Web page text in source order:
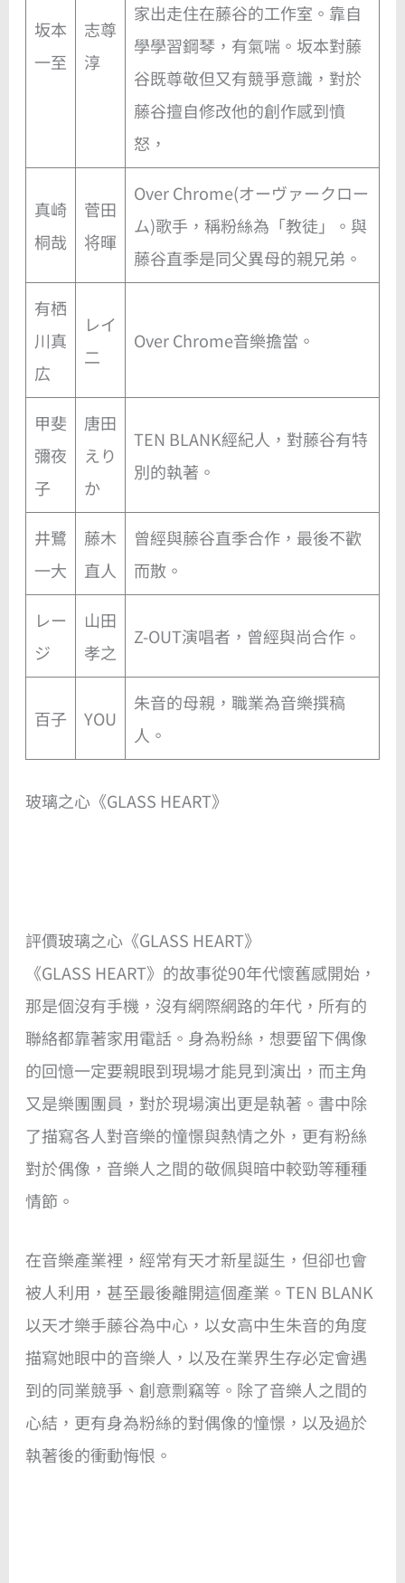
坂本
一至
志尊
淳
家出走住在藤谷的工作室。靠自
學學習鋼琴，有氣喘。坂本對藤
谷既尊敬但又有競爭意識，對於
藤谷擅自修改他的創作感到憤
怒，
真崎
桐哉
菅田
将暉
Over Chrome(オーヴァークロー
ム)歌手，稱粉絲為「教徒」。與
藤谷直季是同父異母的親兄弟。
有栖
川真
広
レイ
二
Over Chrome音樂擔當。
甲斐
彌夜
子
唐田
えり
か
TEN BLANK經紀人，對藤谷有特
別的執著。
井鷺
一大
藤木
直人
曾經與藤谷直季合作，最後不歡
而散。
レー
ジ
山田
孝之
Z-OUT演唱者，曾經與尚合作。
百子 YOU
朱音的母親，職業為音樂撰稿
人。
玻璃之心《GLASS HEART》
評價玻璃之心《GLASS HEART》
《GLASS HEART》的故事從90年代懷舊感開始，
那是個沒有手機，沒有網際網路的年代，所有的
聯絡都靠著家用電話。身為粉絲，想要留下偶像
的回憶一定要親眼到現場才能見到演出，而主角
又是樂團團員，對於現場演出更是執著。書中除
了描寫各人對音樂的憧憬與熱情之外，更有粉絲
對於偶像，音樂人之間的敬佩與暗中較勁等種種
情節。
在音樂產業裡，經常有天才新星誕生，但卻也會
被人利用，甚至最後離開這個產業。TEN BLANK
以天才樂手藤谷為中心，以女高中生朱音的角度
描寫她眼中的音樂人，以及在業界生存必定會遇
到的同業競爭、創意剽竊等。除了音樂人之間的
心結，更有身為粉絲的對偶像的憧憬，以及過於
執著後的衝動悔恨。